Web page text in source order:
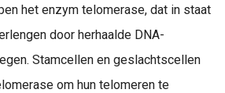
het enzym telomerase, dat in staat
door herhaalde DNA-
Stamcellen en geslachtscellen
om hun telomeren te